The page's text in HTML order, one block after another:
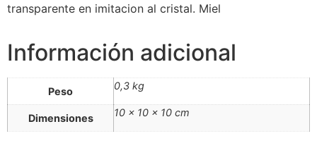
transparente en imitacion al cristal. Miel
Información adicional
Peso 0,3 kg
Dimensiones 10 × 10 × 10 cm